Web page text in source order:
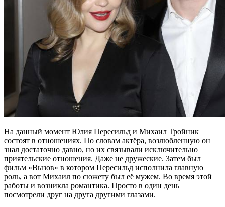
На данный момент Юлия Пересильд и Михаил Тройник
состоят в отношениях. По словам актёра, возлюбленную он
знал достаточно давно, но их связывали исключительно
приятельские отношения. Даже не дружеские. Затем был
фильм «Вызов» в котором Пересильд исполнила главную
роль, а вот Михаил по сюжету был её мужем. Во время этой
работы и возникла романтика. Просто в один день
посмотрели друг на друга другими глазами.